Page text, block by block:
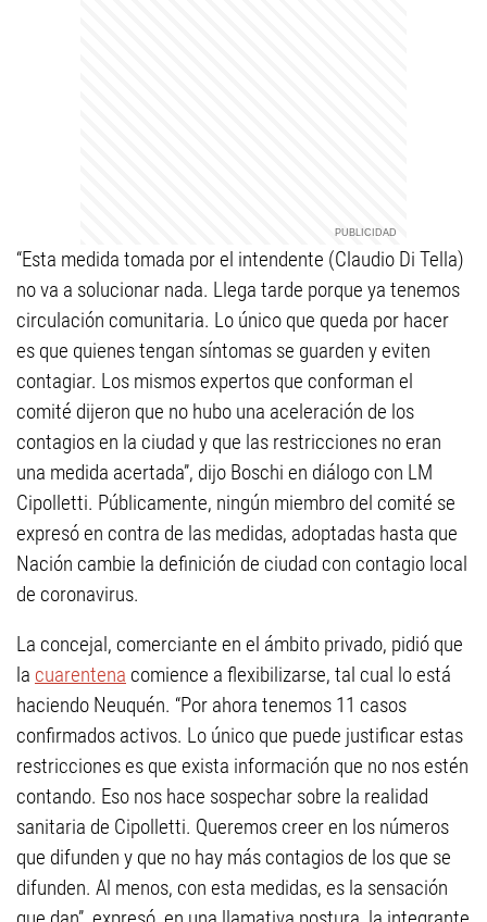
“Esta medida tomada por el intendente (Claudio Di Tella)
no va a solucionar nada. Llega tarde porque ya tenemos
circulación comunitaria. Lo único que queda por hacer
es que quienes tengan síntomas se guarden y eviten
contagiar. Los mismos expertos que conforman el
comité dijeron que no hubo una aceleración de los
contagios en la ciudad y que las restricciones no eran
una medida acertada”, dijo Boschi en diálogo con LM
Cipolletti. Públicamente, ningún miembro del comité se
expresó en contra de las medidas, adoptadas hasta que
Nación cambie la definición de ciudad con contagio local
de coronavirus.
La concejal, comerciante en el ámbito privado, pidió que
la cuarentena comience a flexibilizarse, tal cual lo está
haciendo Neuquén. “Por ahora tenemos 11 casos
confirmados activos. Lo único que puede justificar estas
restricciones es que exista información que no nos estén
contando. Eso nos hace sospechar sobre la realidad
sanitaria de Cipolletti. Queremos creer en los números
que difunden y que no hay más contagios de los que se
difunden. Al menos, con esta medidas, es la sensación